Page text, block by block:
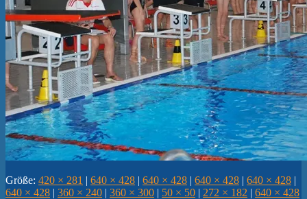
Größe: 420 × 281 | 640 × 428 | 640 × 428 | 640 × 428 | 640 × 428 |
640 × 428 | 360 × 240 | 360 × 300 | 50 × 50 | 272 × 182 | 640 × 428